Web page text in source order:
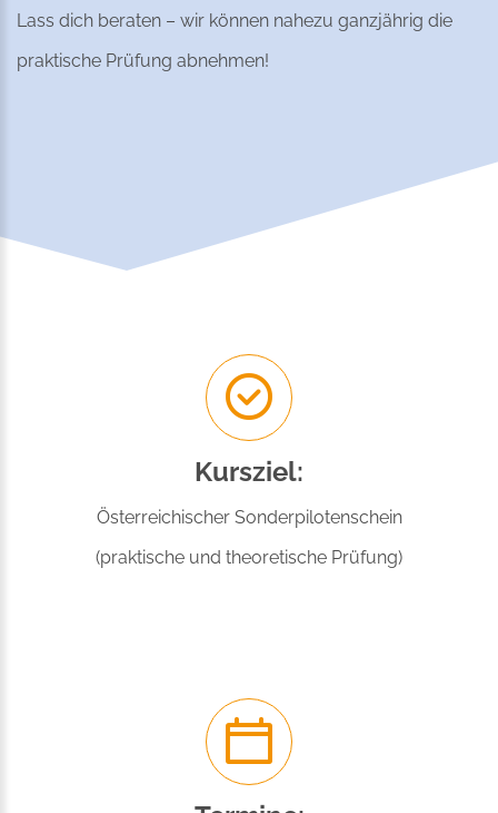
Lass dich beraten – wir können nahezu ganzjährig die
praktische Prüfung abnehmen!
Kursziel:
Österreichischer Sonderpilotenschein
(praktische und theoretische Prüfung)